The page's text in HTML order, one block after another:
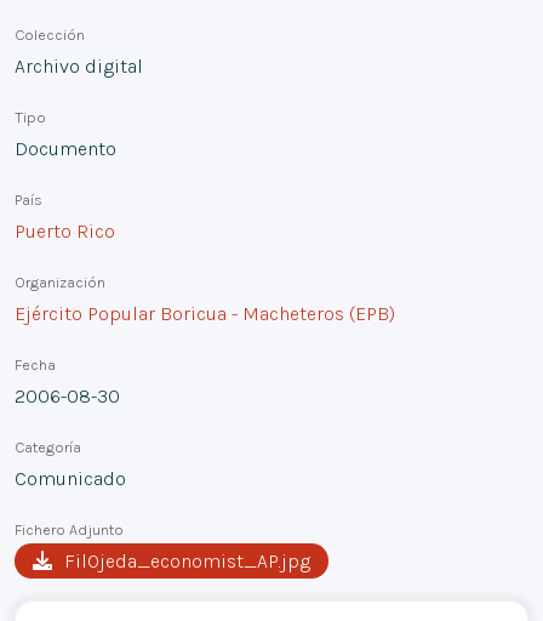
Colección
Archivo digital
Tipo
Documento
País
Puerto Rico
Organización
Ejército Popular Boricua - Macheteros (EPB)
Fecha
2006-08-30
Categoría
Comunicado
Fichero Adjunto
FilOjeda_economist_AP.jpg